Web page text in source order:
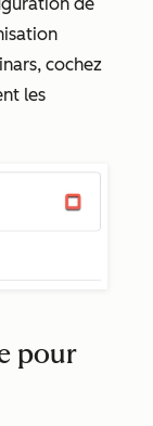
cochez
les
pour